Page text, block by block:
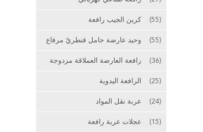
كرين الجيب رافعة (55)
وحيد عارضة حامل قنطريّ مرفاع (55)
رافعة العارضة العملاقة مزدوجة (36)
الرافعة اليدوية (25)
عربة نقل المواد (24)
عجلات عربة رافعة (15)